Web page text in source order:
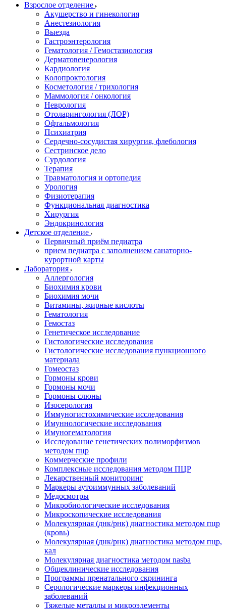
Взрослое отделение
Акушерство и гинекология
Анестезиология
Выезда
Гастроэнтерология
Гематология / Гемостазиология
Дерматовенерология
Кардиология
Колопроктология
Косметология / трихология
Маммология / онкология
Неврология
Отоларингология (ЛОР)
Офтальмология
Психиатрия
Сердечно-сосудистая хирургия, флебология
Сестринское дело
Сурдология
Терапия
Травматология и ортопедия
Урология
Физиотерапия
Функциональная диагностика
Хирургия
Эндокринология
Детское отделение
Первичный приём педиатра
прием педиатра с заполнением санаторно-
курортной карты
Лаборатория
Аллергология
Биохимия крови
Биохимия мочи
Витамины, жирные кислоты
Гематология
Гемостаз
Генетическое исследование
Гистологические исследования
Гистологические исследования пункционного
материала
Гомеостаз
Гормоны крови
Гормоны мочи
Гормоны слюны
Изосерология
Иммуногистохимические исследования
Имуннологические исследования
Имуногематология
Исследование генетических полиморфизмов
методом пцр
Коммерческие профили
Комплексные исследования методом ПЦР
Лекарственный мониторинг
Маркеры аутоиммунных заболеваний
Медосмотры
Микробиологические исследования
Микроскопические исследования
Молекулярная (днк/рнк) диагностика методом пцр
(кровь)
Молекулярная (днк/рнк) диагностика методом пцр,
кал
Молекулярная диагностика методом nasba
Общеклинические исследования
Программы пренатального скрининга
Серологические маркеры инфекционных
заболеваний
Тяжелые металлы и микроэлементы